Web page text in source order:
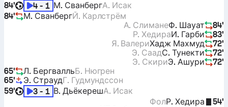
84'
4 - 1 М. СванбергА. Исак
84'
М. СванбергЙ. Карлстрём
84'
Ф. Шауат
А. Слимане
83'
И. Гарби
Р. Хедира
72'
Хадж Махмуд
Я. Валери
72'
С. Тунекти
Э. Саад
72'
Э. Ашури
Э. Скири
65'
Л. БергвалльБ. Нюгрен
65'
Э. СтраудГ. Гудмундссон
59'
3 - 1 В. ДьёкерешА. Исак
54'
Р. Хедира
Фол